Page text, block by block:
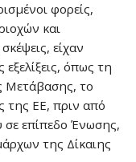
φορείς,
και
είχαν
εξελίξεις, όπως τη
Μετάβασης, το
της ΕΕ, πριν από
σε επίπεδο Ένωσης,
της Δίκαιης